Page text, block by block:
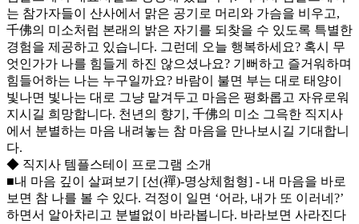
는 참가자들이 산사에서 맑은 공기로 머리와 가슴을 비우고,
千佛의 미소처럼 본래의 밝은 자기를 되찾을 수 있도록 특별한
경험을 제공하고 있습니다. 그런데 오늘 행복하세요? 혹시 무
엇인가가 나를 힘들게 하진 않으셨나요? 기뻐하고 즐거워하며
힘들어하는 나는 누구일까요? 바람이 불면 부는 대로 태양이
빛나면 빛나는 대로 그냥 맡겨두고 마음은 평화롭고 자유로워
지시길 희망합니다. 천년의 향기, 千佛의 미소 그윽한 직지사
에서 분별하는 마음 내려놓는 참 마음을 만나보시길 기대합니
다.
◆ 직지사 템플스테이 프로그램 소개
■내 마음 깊이 살펴보기 [선(禪)-명상체험형] - 내 마음을 바로
보면 참 나를 볼 수 있다. 걱정이 일면 ‘어라, 내가 또 이러네?’
하면서 알아차리고 분별없이 바라봅니다. 바라보면 사라진다